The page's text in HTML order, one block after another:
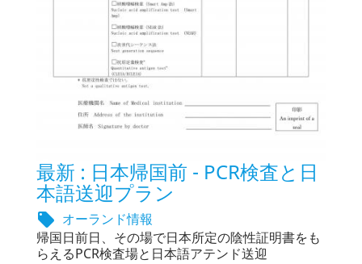
最新 : 日本帰国前 - PCR検査と日
本語送迎プラン
 オーランド情報
帰国日前日、その場で日本所定の陰性証明書をも
らえるPCR検査場と日本語アテンド送迎